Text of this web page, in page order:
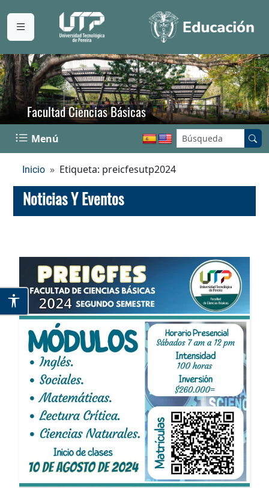
Facultad Ciencias Básicas
Menú Buscar en el sitio:
Inicio Etiqueta: preicfesutp2024
Noticias Y Eventos